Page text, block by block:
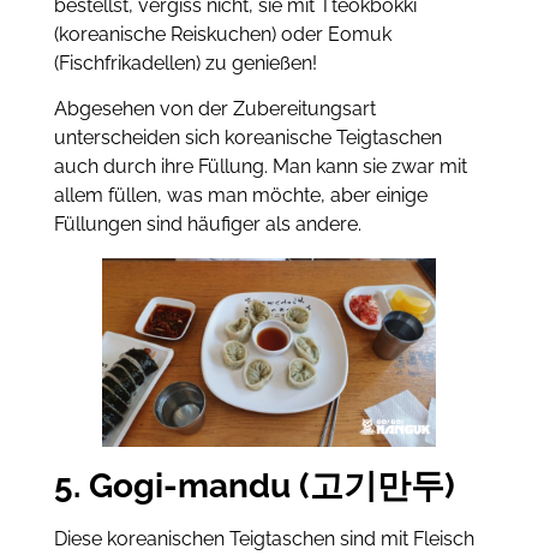
bestellst, vergiss nicht, sie mit Tteokbokki
(koreanische Reiskuchen) oder Eomuk
(Fischfrikadellen) zu genießen!
Abgesehen von der Zubereitungsart
unterscheiden sich koreanische Teigtaschen
auch durch ihre Füllung. Man kann sie zwar mit
allem füllen, was man möchte, aber einige
Füllungen sind häufiger als andere.
5. Gogi-mandu (고기만두)
Diese koreanischen Teigtaschen sind mit Fleisch